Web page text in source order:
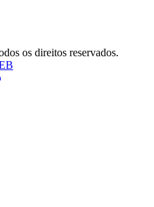
os direitos reservados.